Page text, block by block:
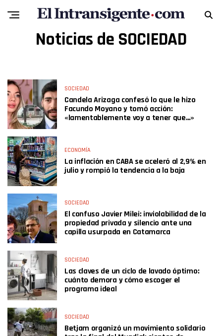
Noticias de SOCIEDAD
SOCIEDAD
Candela Arizaga confesó lo que le hizo
Facundo Moyano y tomó acción:
«lamentablemente voy a tener que…»
ECONOMÍA
La inflación en CABA se aceleró al 2,9% en
julio y rompió la tendencia a la baja
SOCIEDAD
El confuso Javier Milei: inviolabilidad de la
propiedad privada y silencio ante una
capilla usurpada en Catamarca
SOCIEDAD
Las claves de un ciclo de lavado óptimo:
cuánto demora y cómo escoger el
programa ideal
SOCIEDAD
Betjam organizó un movimiento solidario